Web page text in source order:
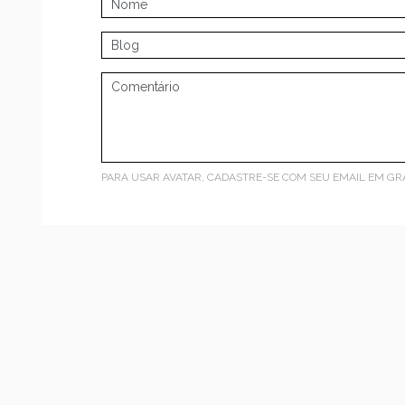
PARA USAR AVATAR, CADASTRE-SE COM SEU EMAIL EM